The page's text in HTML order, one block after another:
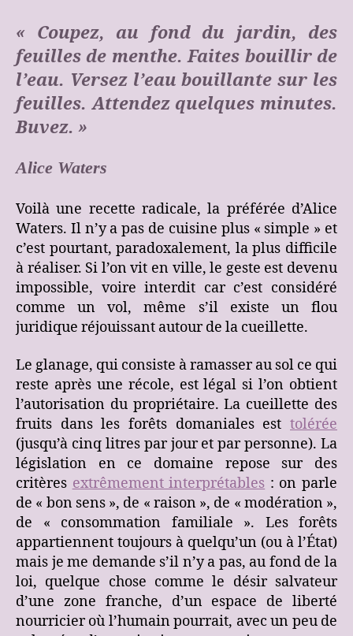
« Coupez, au fond du jardin, des
feuilles de menthe. Faites bouillir de
l’eau. Versez l’eau bouillante sur les
feuilles. Attendez quelques minutes.
Buvez. »
Alice Waters
Voilà une recette radicale, la préférée d’Alice
Waters. Il n’y a pas de cuisine plus « simple » et
c’est pourtant, paradoxalement, la plus difficile
à réaliser. Si l’on vit en ville, le geste est devenu
impossible, voire interdit car c’est considéré
comme un vol, même s’il existe un flou
juridique réjouissant autour de la cueillette.
Le glanage, qui consiste à ramasser au sol ce qui
reste après une récole, est légal si l’on obtient
l’autorisation du propriétaire. La cueillette des
fruits dans les forêts domaniales est tolérée
(jusqu’à cinq litres par jour et par personne). La
législation en ce domaine repose sur des
critères extrêmement interprétables : on parle
de « bon sens », de « raison », de « modération »,
de « consommation familiale ». Les forêts
appartiennent toujours à quelqu’un (ou à l’État)
mais je me demande s’il n’y a pas, au fond de la
loi, quelque chose comme le désir salvateur
d’une zone franche, d’un espace de liberté
nourricier où l’humain pourrait, avec un peu de